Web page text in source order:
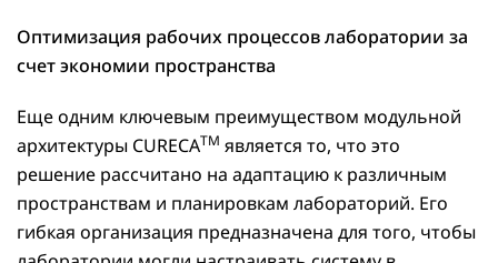
Оптимизация рабочих процессов лаборатории за
счет экономии пространства
Еще одним ключевым преимуществом модульной
архитектуры CURECATM является то, что это
решение рассчитано на адаптацию к различным
пространствам и планировкам лабораторий. Его
гибкая организация предназначена для того, чтобы